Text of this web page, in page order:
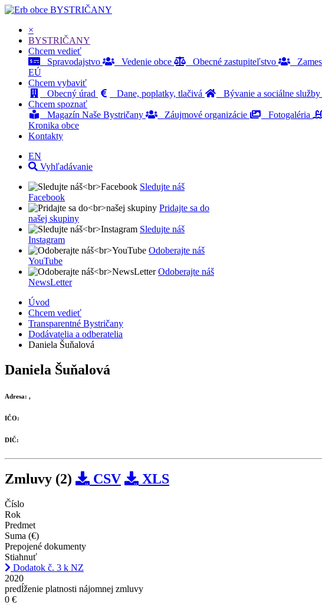
BYSTRIČANY
×
BYSTRIČANY
Chcem vedieť
Spravodajstvo
Vedenie obce Obecné zastupiteľstvo
EÚ
Chcem vybaviť
Obecný úrad
Dane, poplatky, tlačivá Bývanie a sociálne služby
Chcem spoznať
Magazín Naše Bystričany
Záujmové organizácie Fotogaléria
Kronika obce
Kontakty
EN
Vyhľadávanie
Sledujte náš
Facebook
Pridajte sa do
našej skupiny
Sledujte náš
Instagram
Odoberajte náš
YouTube
Odoberajte náš
NewsLetter
Úvod
Chcem vedieť
Transparentné Bystričany
Dodávatelia a odberatelia
Daniela Šuňalová
Daniela Šuňalová
Adresa: ,
IČO:
DIČ:
Zmluvy (2) CSV XLS
Číslo
Rok
Predmet
Suma (€)
Prepojené dokumenty
Stiahnuť
Dodatok č. 3 k NZ
2020
predĺženie platnosti nájomnej zmluvy
0 €